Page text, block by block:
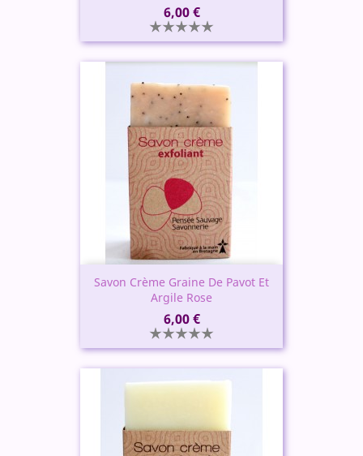
Prix
6,00 €
Savon Crème Graine De Pavot Et
Argile Rose
Prix
6,00 €